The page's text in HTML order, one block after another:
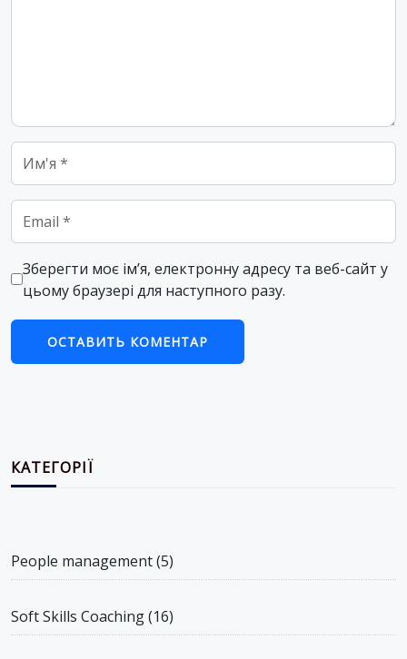
Name
Email
Зберегти моє ім’я, електронну адресу та веб-сайт у
цьому браузері для наступного разу.
КАТЕГОРІЇ
People management(5)
Soft Skills Coaching(16)